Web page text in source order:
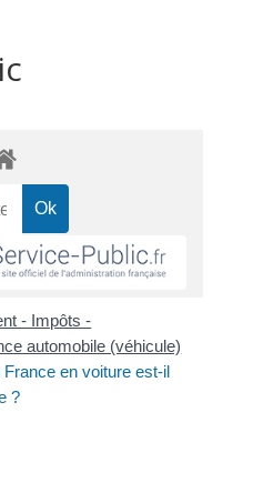
- Impôts -
automobile (véhicule)
en voiture est-il
?